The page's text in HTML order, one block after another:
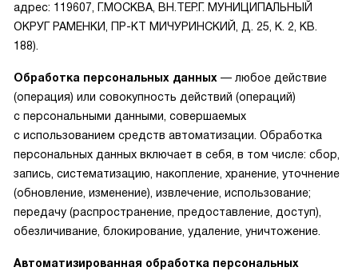
адрес: 119607, Г.МОСКВА, ВН.ТЕР.Г. МУНИЦИПАЛЬНЫЙ
ОКРУГ РАМЕНКИ, ПР-КТ МИЧУРИНСКИЙ, Д. 25, К. 2, КВ.
188).
Обработка персональных данных — любое действие
(операция) или совокупность действий (операций)
с персональными данными, совершаемых
с использованием средств автоматизации. Обработка
персональных данных включает в себя, в том числе: сбор,
запись, систематизацию, накопление, хранение, уточнение
(обновление, изменение), извлечение, использование;
передачу (распространение, предоставление, доступ),
обезличивание, блокирование, удаление, уничтожение.
Автоматизированная обработка персональных